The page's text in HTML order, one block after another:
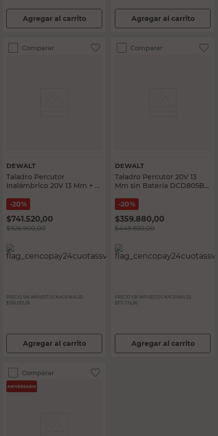
Agregar al carrito Agregar al carrito
Comparar
DEWALT
Taladro Percutor
Inalámbrico 20V 13 Mm + 2
Maletín DeWalt
20%
$741.520,00
$926.900,00
PRECIO SIN IMPUESTOS NACIONALES:
$766.033,06
Agregar al carrito
Comparar
DEWALT
Taladro Percutor 20V 13
Mm sin Batería DCD805B
20%
$359.880,00
$449.850,00
PRECIO SIN IMPUESTOS NACIONALES:
$371.776,86
Agregar al carrito
Comparar